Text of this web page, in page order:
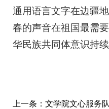
通用语言文字在边疆
春的声音在祖国最需
华民族共同体意识持续
上一条： 文学院文心服务